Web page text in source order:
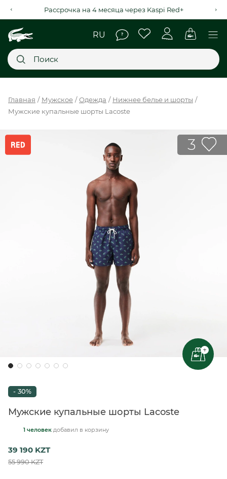
Рассрочка на 4 месяца через Kaspi Red+
НОВИНКИ
SALE
МЫ LACOSTE
Главная Мужское Одежда
Нижнее белье и шорты
Мужские купальные шорты Lacoste
3
+
- 30%
Мужские купальные шорты Lacoste
1 человек добавил в корзину
39 190 KZT
55 990 KZT